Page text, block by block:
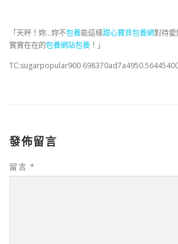
「天秤！妳…妳不包養能這樣甜心寶貝包養網對待
實實在在的包養網站包養 ！」
TC:sugarpopular900
發佈留言
留言 *